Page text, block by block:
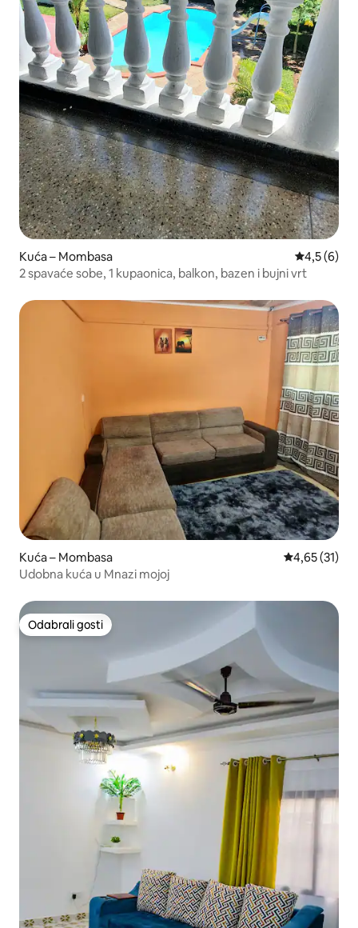
Kuća – Mombasa Prosječna
4,5 (6)
2 spavaće sobe, 1 kupaonica, balkon, bazen i bujni vrt
Kuća – Mombasa Prosječna
4,65 (31)
Udobna kuća u Mnazi mojoj
Odabrali gosti
Odabrali gosti